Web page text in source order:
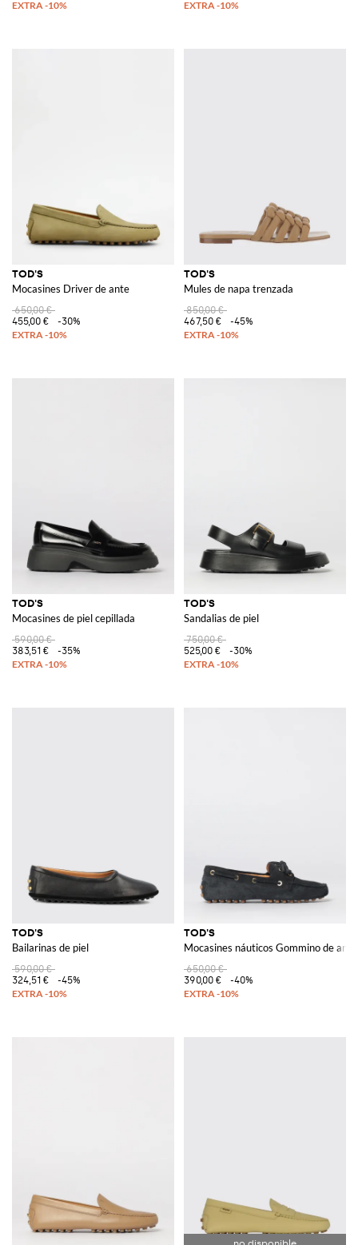
TOD'S
Mocasines Driver de ante
650,00 €
455,00 €
-30%
TOD'S
Mules de napa trenzada
850,00 €
467,50 €
-45%
TOD'S
Mocasines de piel cepillada
590,00 €
383,51 €
-35%
TOD'S
Sandalias de piel
750,00 €
525,00 €
-30%
TOD'S
Bailarinas de piel
590,00 €
324,51 €
-45%
TOD'S
Mocasines náuticos Gommino de ante
650,00 €
390,00 €
-40%